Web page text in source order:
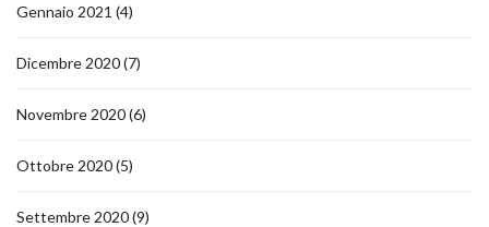
Gennaio 2021 (4)
Dicembre 2020(7)
Novembre 2020(6)
Ottobre 2020(5)
Settembre 2020(9)